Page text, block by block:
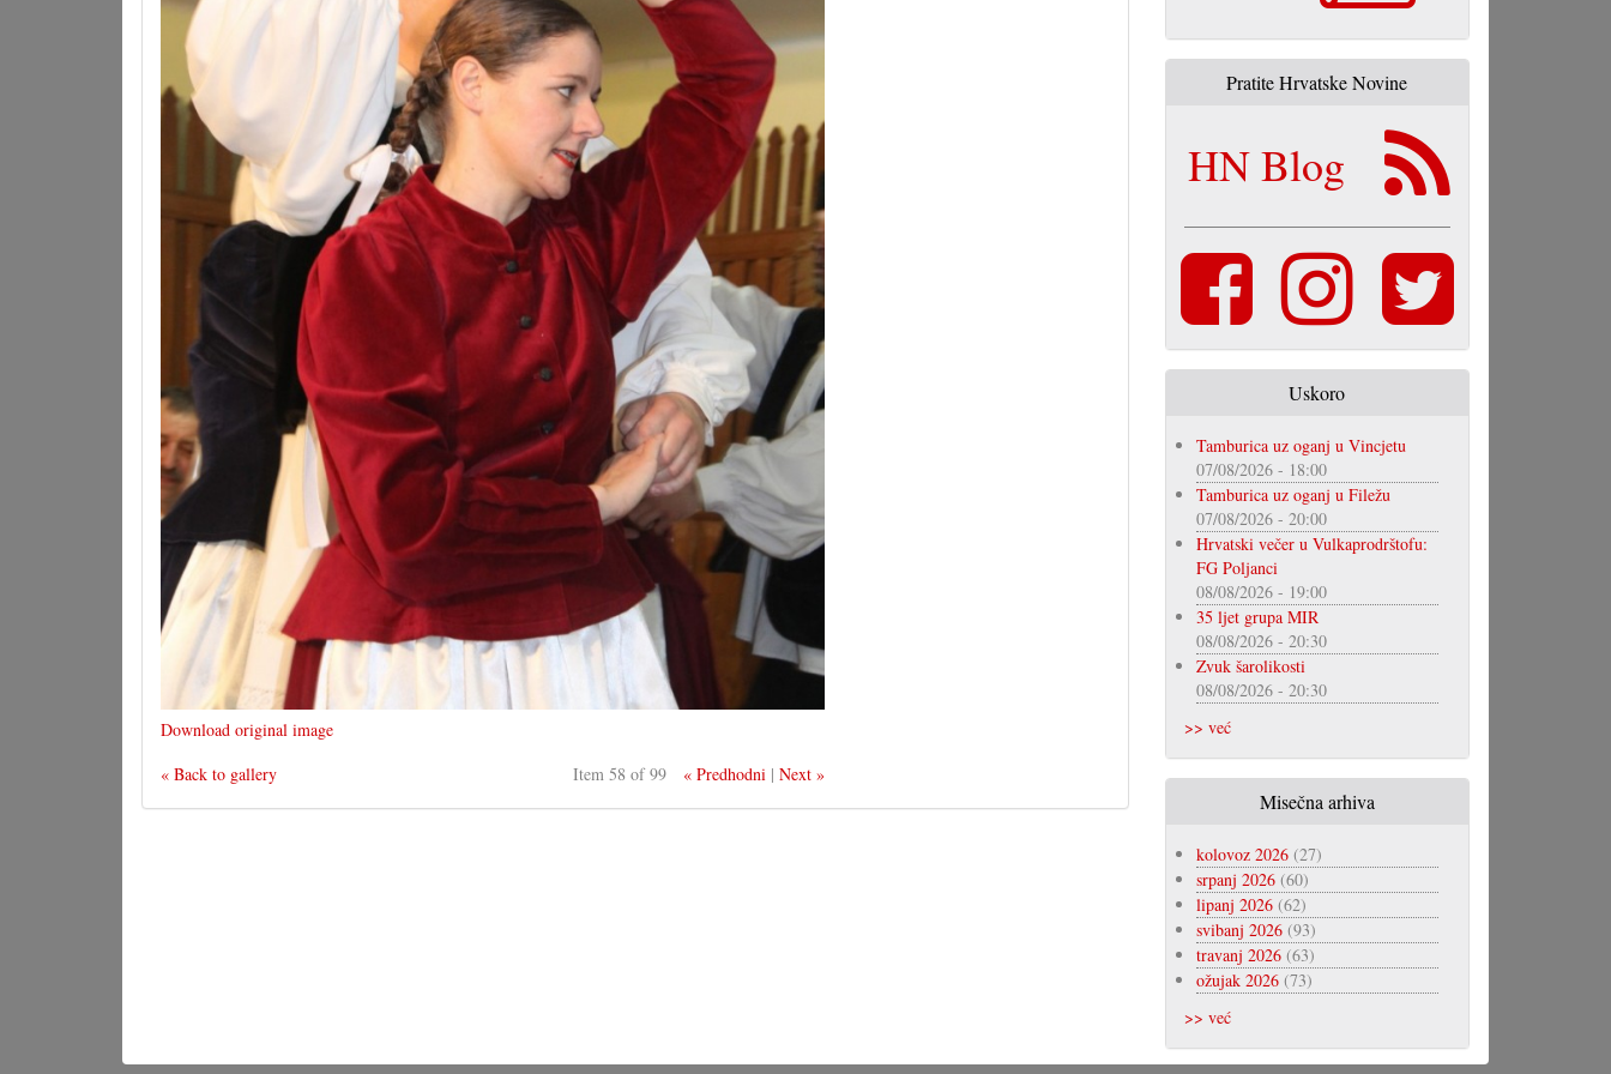
Download original image
« Back to gallery
Item 58 of 99 « Predhodni |Next »
Pratite Hrvatske Novine
HN Blog
Uskoro
Tamburica uz oganj u Vincjetu
07/08/2026 - 18:00
Tamburica uz oganj u Filežu
07/08/2026 - 20:00
Hrvatski večer u Vulkaprodrštofu:
FG Poljanci
08/08/2026 - 19:00
35 ljet grupa MIR
08/08/2026 - 20:30
Zvuk šarolikosti
08/08/2026 - 20:30
>> već
Misečna arhiva
kolovoz 2026(27)
srpanj 2026(60)
lipanj 2026(62)
svibanj 2026(93)
travanj 2026(63)
ožujak 2026(73)
>> već